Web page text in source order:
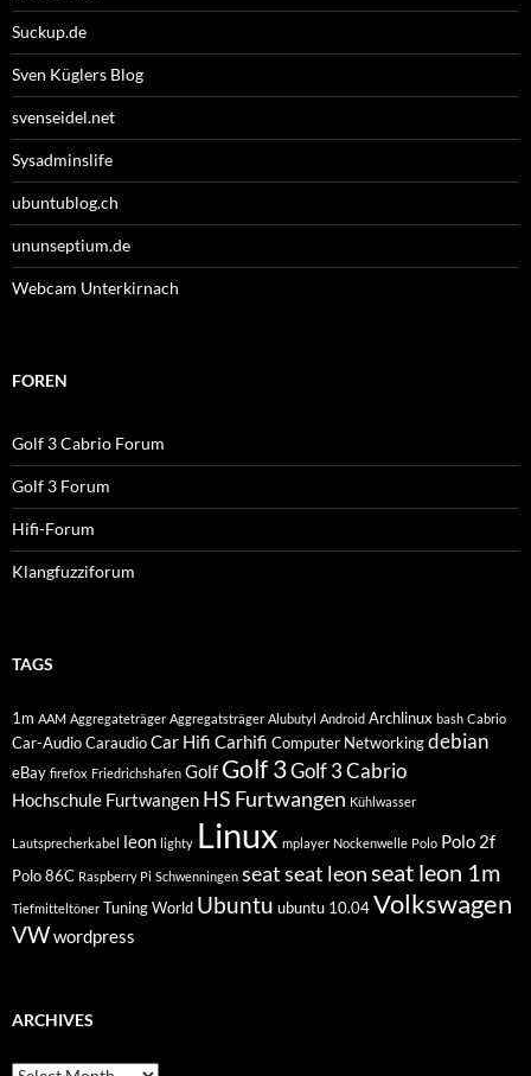
Suckup.de
Sven Küglers Blog
svenseidel.net
Sysadminslife
ubuntublog.ch
ununseptium.de
Webcam Unterkirnach
FOREN
Golf 3 Cabrio Forum
Golf 3 Forum
Hifi-Forum
Klangfuzziforum
TAGS
1m AAM Aggregateträger Aggregatsträger Alubutyl Android Archlinux bash Cabrio
Car-AudioCaraudioCar Hifi Carhifi Computer Networkingdebian
eBay firefox Friedrichshafen Golf Golf 3Golf 3 Cabrio
Hochschule Furtwangen HS Furtwangen Kühlwasser
Lautsprecherkabel leon lighty Linux mplayer Nockenwelle Polo Polo 2f
Polo 86C Raspberry Pi Schwenningen seatseat leonseat leon 1m
Tiefmitteltöner Tuning World Ubuntu ubuntu 10.04Volkswagen
VWwordpress
ARCHIVES
Archives